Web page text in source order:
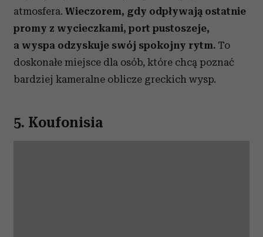
atmosfera. Wieczorem, gdy odpływają ostatnie
promy z wycieczkami, port pustoszeje,
a wyspa odzyskuje swój spokojny rytm. To
doskonałe miejsce dla osób, które chcą poznać
bardziej kameralne oblicze greckich wysp.
5. Koufonisia